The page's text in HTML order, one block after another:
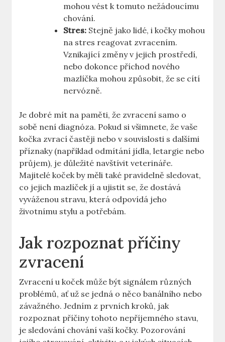
mohou vést k tomuto nežádoucímu
chování.
Stres: Stejně jako lidé, i kočky mohou
na stres reagovat zvracením.
Vznikající změny v jejich prostředí,
nebo dokonce příchod nového
mazlíčka mohou způsobit, že se cítí
nervózně.
Je dobré mít na paměti, že zvracení samo o
sobě není diagnóza. Pokud si všimnete, že vaše
kočka zvrací častěji nebo v souvislosti s dalšími
příznaky (například odmítání jídla, letargie nebo
průjem), je důležité navštívit veterináře.
Majitelé koček by měli také pravidelně sledovat,
co jejich mazlíček jí a ujistit se, že dostává
vyváženou stravu, která odpovídá jeho
životnímu stylu a potřebám.
Jak rozpoznat příčiny
zvracení
Zvracení u koček může být signálem různých
problémů, ať už se jedná o něco banálního nebo
závažného. Jedním z prvních kroků, jak
rozpoznat příčiny tohoto nepříjemného stavu,
je sledování chování vaší kočky. Pozorování